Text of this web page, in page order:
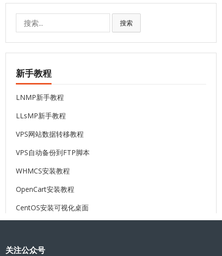
搜索
新手教程
LNMP新手教程
LLsMP新手教程
VPS网站数据转移教程
VPS自动备份到FTP脚本
WHMCS安装教程
OpenCart安装教程
CentOS安装可视化桌面
关注公众号